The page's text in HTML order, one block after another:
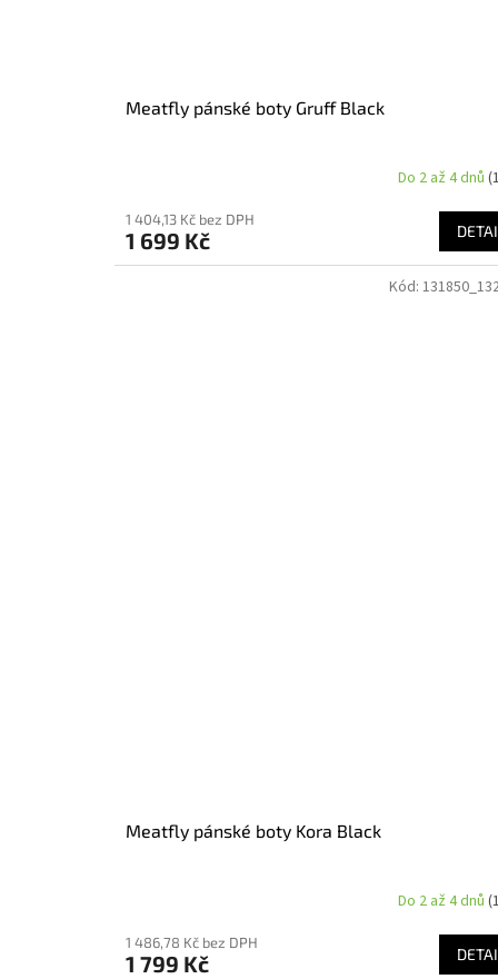
Meatfly pánské boty Gruff Black
Do 2 až 4 dnů
1 404,13 Kč bez DPH
1 699 Kč
Meatfly pánské boty Kora Black
Do 2 až 4 dnů
1 486,78 Kč bez DPH
1 799 Kč
Kód: